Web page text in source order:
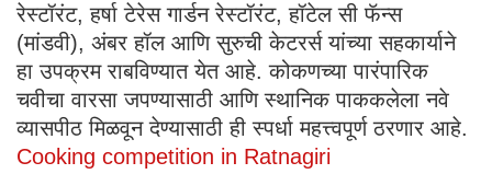
रेस्टॉरंट, हर्षा टेरेस गार्डन रेस्टॉरंट, हॉटेल सी फॅन्स
(मांडवी), अंबर हॉल आणि सुरुची केटरर्स यांच्या सहकार्याने
हा उपक्रम राबविण्यात येत आहे. कोकणच्या पारंपारिक
चवीचा वारसा जपण्यासाठी आणि स्थानिक पाककलेला नवे
व्यासपीठ मिळवून देण्यासाठी ही स्पर्धा महत्त्वपूर्ण ठरणार आहे.
Cooking competition in Ratnagiri